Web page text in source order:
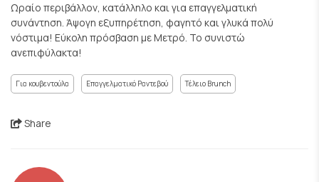
Ωραίο περιβάλλον, κατάλληλο και για επαγγελματική
συνάντηση. Άψογη εξυπηρέτηση, φαγητό και γλυκά πολύ
νόστιμα! Εύκολη πρόσβαση με Μετρό. Το συνιστώ
ανεπιφύλακτα!
Για κουβεντούλα Επαγγελματικό Ραντεβού Τέλειο Brunch
Share